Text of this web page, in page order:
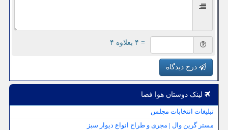
= ۴ بعلاوه ۴
درج دیدگاه
لینک دوستان هوا فضا
تبلیغات انتخابات مجلس
مستر گرین وال | مجری و طراح انواع دیوار سبز